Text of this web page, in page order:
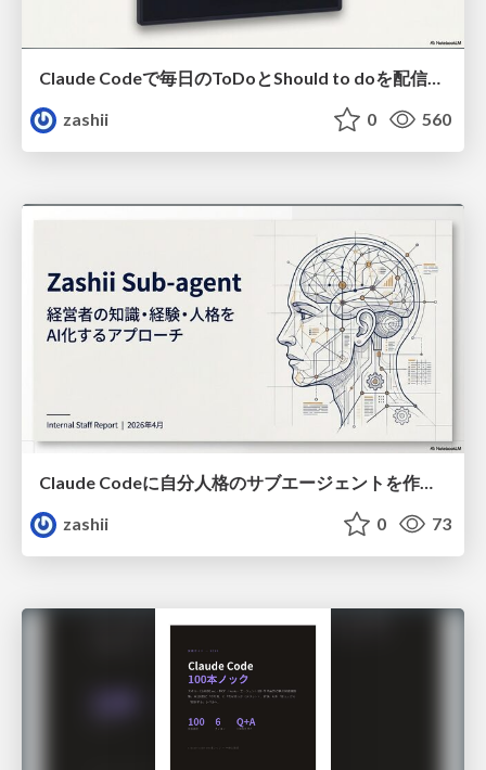
Claude Codeで毎日のToDoとShould to doを配信させる方法
zashii
0 560
zashii
0 73